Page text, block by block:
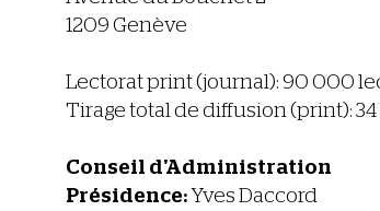
1209 Genève
Lectorat print (journal): 90 000
Tirage total de diffusion (print): 34
Conseil d'Administration
Présidence: Yves Daccord